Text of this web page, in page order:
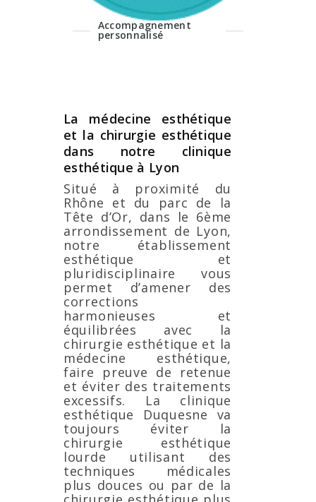
Accompagnement
personnalisé
La médecine esthétique
et la chirurgie esthétique
dans notre clinique
esthétique à Lyon
Situé à proximité du
Rhône et du parc de la
Tête d’Or, dans le 6ème
arrondissement de Lyon,
notre établissement
esthétique et
pluridisciplinaire vous
permet d’amener des
corrections
harmonieuses et
équilibrées avec la
chirurgie esthétique et la
médecine esthétique,
faire preuve de retenue
et éviter des traitements
excessifs. La clinique
esthétique Duquesne va
toujours éviter la
chirurgie esthétique
lourde utilisant des
techniques médicales
plus douces ou par de la